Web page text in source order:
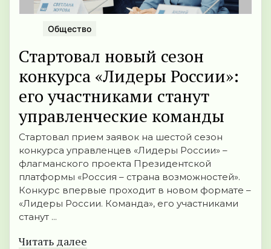
Общество
Стартовал новый сезон
конкурса «Лидеры России»:
его участниками станут
управленческие команды
Стартовал прием заявок на шестой сезон
конкурса управленцев «Лидеры России» –
флагманского проекта Президентской
платформы «Россия – страна возможностей».
Конкурс впервые проходит в новом формате –
«Лидеры России. Команда», его участниками
станут ...
Читать далее